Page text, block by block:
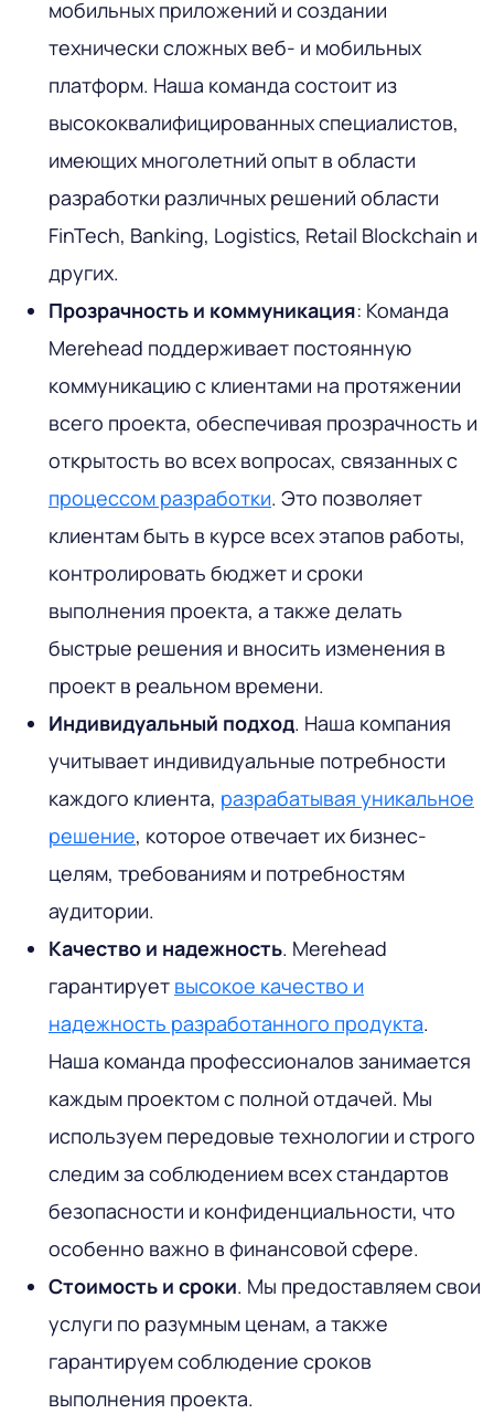
мобильных приложений и создании
технически сложных веб- и мобильных
платформ. Наша команда состоит из
высококвалифицированных специалистов,
имеющих многолетний опыт в области
разработки различных решений области
FinTech, Banking, Logistics, Retail Blockchain и
других.
Прозрачность и коммуникация: Команда
Merehead поддерживает постоянную
коммуникацию с клиентами на протяжении
всего проекта, обеспечивая прозрачность и
открытость во всех вопросах, связанных с
процессом разработки. Это позволяет
клиентам быть в курсе всех этапов работы,
контролировать бюджет и сроки
выполнения проекта, а также делать
быстрые решения и вносить изменения в
проект в реальном времени.
Индивидуальный подход. Наша компания
учитывает индивидуальные потребности
каждого клиента, разрабатывая уникальное
решение, которое отвечает их бизнес-
целям, требованиям и потребностям
аудитории.
Качество и надежность. Merehead
гарантирует высокое качество и
надежность разработанного продукта.
Наша команда профессионалов занимается
каждым проектом с полной отдачей. Мы
используем передовые технологии и строго
следим за соблюдением всех стандартов
безопасности и конфиденциальности, что
особенно важно в финансовой сфере.
Стоимость и сроки. Мы предоставляем свои
услуги по разумным ценам, а также
гарантируем соблюдение сроков
выполнения проекта.